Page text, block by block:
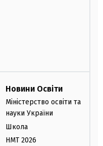
Новини Освіти
Міністерство освіти та
науки України
Школа
НМТ 2026